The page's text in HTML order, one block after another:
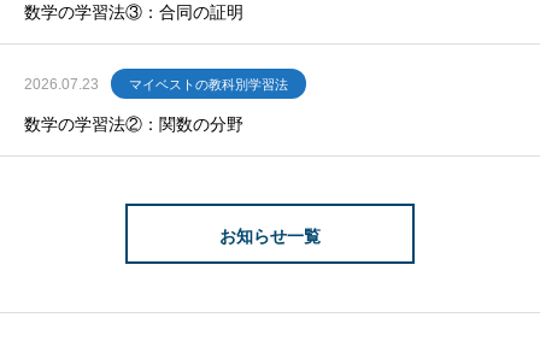
数学の学習法③：合同の証明
2026.07.23 マイベストの教科別学習法
数学の学習法②：関数の分野
お知らせ一覧